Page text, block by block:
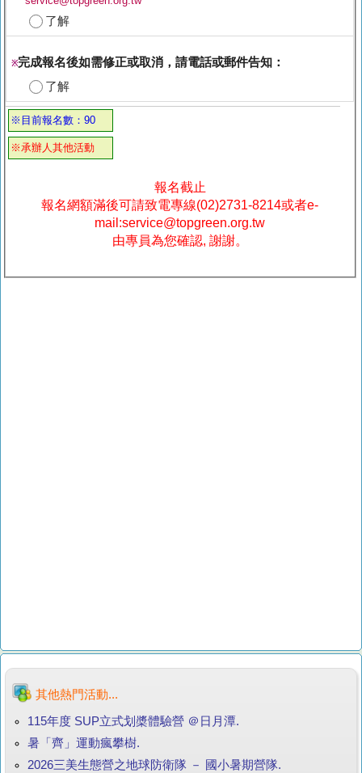
了解
※完成報名後如需修正或取消，請電話或郵件告知：
了解
※目前報名數：90
※承辦人其他活動
報名截止
報名網額滿後可請致電專線(02)2731-8214或者e-
mail:service@topgreen.org.tw
由專員為您確認, 謝謝。
其他熱門活動...
115年度 SUP立式划槳體驗營 ＠日月潭.
暑「齊」運動瘋攀樹.
2026三美生態營之地球防衛隊 － 國小暑期營隊.